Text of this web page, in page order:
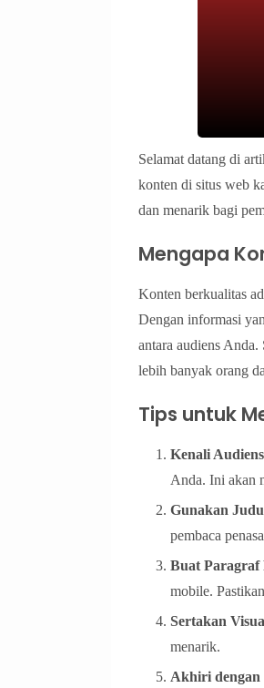
Selamat datang di
konten di situs web
dan menarik bagi
Mengapa
Konten berkualitas
Dengan informasi
antara audiens
lebih banyak orang
Tips untuk
Kenali
Anda. Ini akan
Gunakan
pembaca
Buat Paragraf
mobile.
Sertakan
menarik.
Akhiri